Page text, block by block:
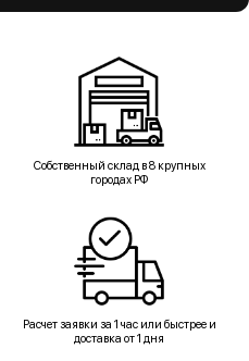
Собственный склад в 8 крупных
городах РФ
Расчет заявки за 1 час или быстрее и
доставка от 1 дня